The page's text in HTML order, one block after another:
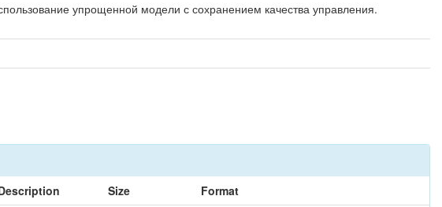
упрощенной модели с сохранением качества управления.
Size
Format